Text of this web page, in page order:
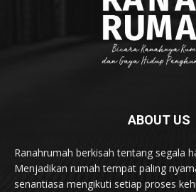
ABOUT US
Ranahrumah berkisah tentang segala
Menjadikan rumah tempat paling
senantiasa mengikuti setiap proses